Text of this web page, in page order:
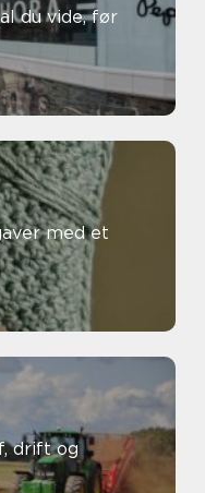
du vide, før
med et
drift og